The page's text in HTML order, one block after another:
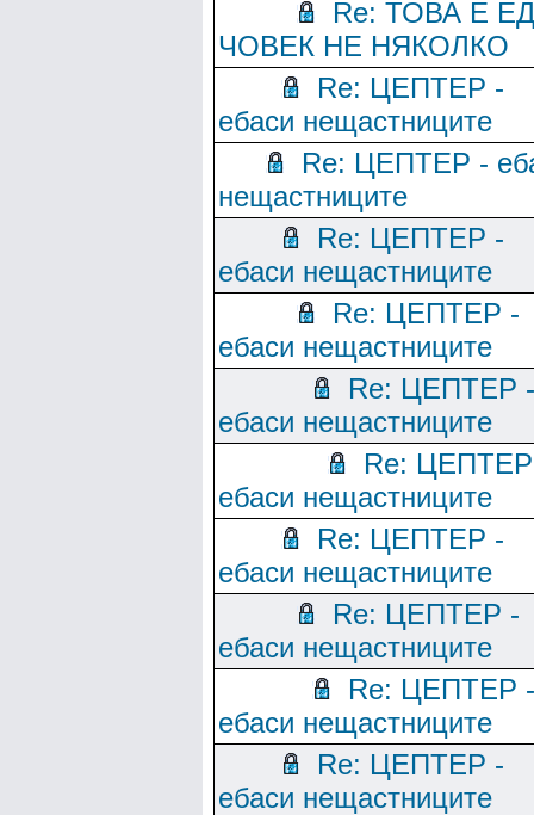
Re: ТОВА Е
ЧОВЕК НЕ НЯКОЛКО
Re: ЦЕПТЕР -
ебаси нещастниците
Re: ЦЕПТЕР -
нещастниците
Re: ЦЕПТЕР -
ебаси нещастниците
Re: ЦЕПТЕР -
ебаси нещастниците
Re: ЦЕПТЕР -
ебаси нещастниците
Re:
ебаси нещастниците
Re: ЦЕПТЕР -
ебаси нещастниците
Re: ЦЕПТЕР -
ебаси нещастниците
Re: ЦЕПТЕР -
ебаси нещастниците
Re: ЦЕПТЕР -
ебаси нещастниците